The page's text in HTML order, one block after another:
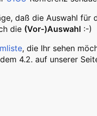
daß die Auswahl für
die (Vor-)Auswahl :-)
, die Ihr sehen
4.2. auf unserer